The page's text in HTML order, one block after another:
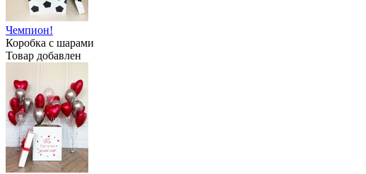
Чемпион!
Коробка с шарами
Товар добавлен